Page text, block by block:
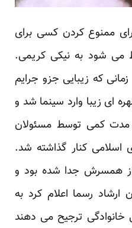
ممنوع کردن کسی برای
می شود به نیکی کریمی.
که زیبایی جزو جرایم
ای زیبا وارد سینما شد و
مدت کمی توسط مسئولان
اسلامی کنار گذاشته شد.
همسرش جدا شده بود و
رسما اعلام کرد به
خانوادگی ترجیح می دهند